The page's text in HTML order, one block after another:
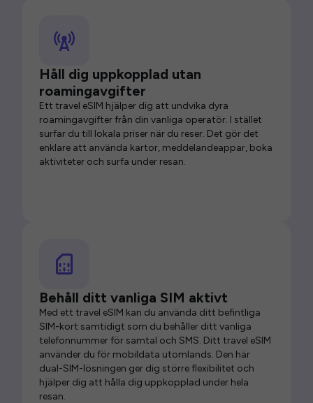
Håll dig uppkopplad utan
roamingavgifter
Ett travel eSIM hjälper dig att undvika dyra
roamingavgifter från din vanliga operatör. I stället
surfar du till lokala priser när du reser. Det gör det
enklare att använda kartor, meddelandeappar, boka
aktiviteter och surfa under resan.
Behåll ditt vanliga SIM aktivt
Med ett travel eSIM kan du använda ditt befintliga
SIM-kort samtidigt som du behåller ditt vanliga
telefonnummer för samtal och SMS. Ditt travel eSIM
använder du för mobildata utomlands. Den här
dual-SIM-lösningen ger dig större flexibilitet och
hjälper dig att hålla dig uppkopplad under hela
resan.